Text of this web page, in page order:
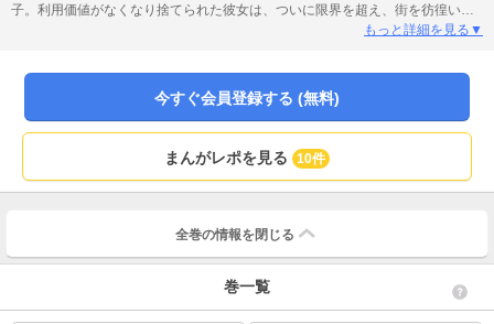
子。利用価値がなくなり捨てられた彼女は、ついに限界を超え、街を彷徨い歩
く…何かを求めて…… 「特別養子縁組」という生まれ来る子どものための制
る大人を描いてゆく。 女性とは、親とは、子どもとは……現代社会に今も存
在する“虐待”や“性的搾取”に正面から挑む！
もっと詳細を見る▼
今すぐ会員登録する (無料)
まんがレポを見る 10件
全巻の情報を 閉じる
巻一覧